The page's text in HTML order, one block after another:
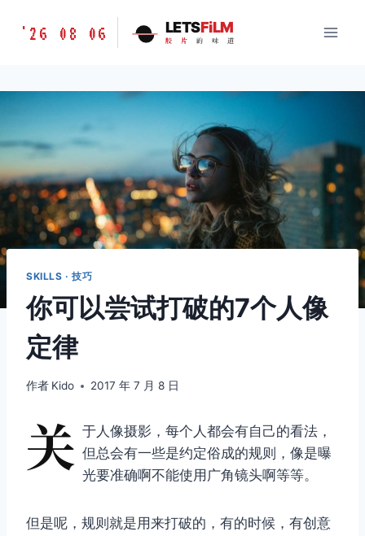
胶
味
LETSFILM
'26 08 06 LETSFiLM
胶 片 的 味 道
SKILLS · 技巧
你可以尝试打破的7个人像
定律
作者 Kido 2017 年 7 月 8 日
关 于人像摄影，每个人都会有自己的看法，
但总会有一些是约定俗成的规则，像是曝
光要准确啊不能使用广角镜头啊等等。
但是呢，规则就是用来打破的，有的时候，有创意